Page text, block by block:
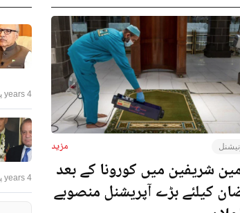
مزید
شریفین میں کورونا کے بعد
کیلئے بڑے آپریشنل منصوبے
4 years پہلے
4 years پہلے